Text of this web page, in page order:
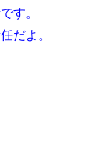
す。
だよ。